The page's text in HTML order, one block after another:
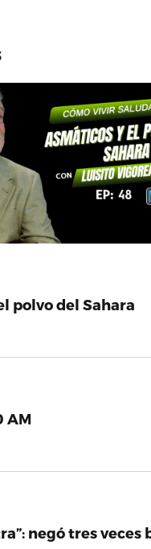
polvo del Sahara
AM
negó tres veces